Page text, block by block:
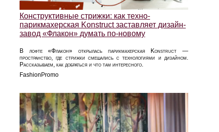
Конструктивные стрижки: как техно-
парикмахерская Konstruct заставляет дизайн-
завод «Флакон» думать по-новому
В лофте «Флакон» открылась парикмахерская Konstruct —
пространство, где стрижки смешались с технологиями и дизайном.
Рассказываем, как добраться и что там интересного.
FashionPromo